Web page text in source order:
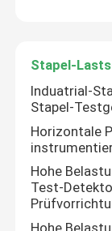
Seismischer
Seismisches
Stapel-
Induatrial-
Stapel-
Horizontale
Hohe
Test-
Hohe